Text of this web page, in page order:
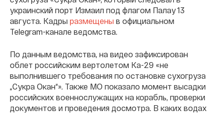
украинский порт Измаил под флагом Палау 13
августа. Кадры размещены в официальном
Telegram-канале ведомства.
По данным ведомства, на видео зафиксирован
облет российским вертолетом Ка-29 «не
выполнившего требования по остановке сухогруза
„Сукра Окан“». Также МО показало момент высадки
российских военнослужащих на корабль, проверки
документов и проведения досмотра. В каких водах